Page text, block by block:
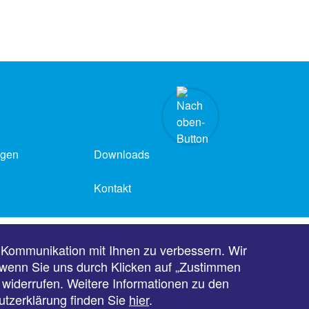
Downloads
Kontakt
Barrierefreiheit
mit Ihnen zu verbessern. Wir
Sie uns durch Klicken auf „Zustimmen
Weitere Informationen zu den
finden Sie hier.